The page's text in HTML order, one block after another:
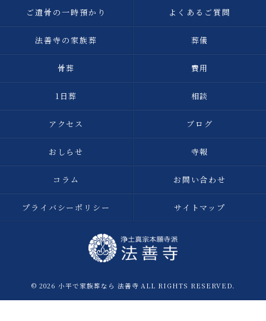
ご遺骨の一時預かり よくあるご質問
法善寺の家族葬 葬儀
骨葬 費用
1日葬 相談
アクセス ブログ
おしらせ 寺報
コラム お問い合わせ
プライバシーポリシー サイトマップ
© 2026 小平で家族葬なら 法善寺 ALL RIGHTS RESERVED.